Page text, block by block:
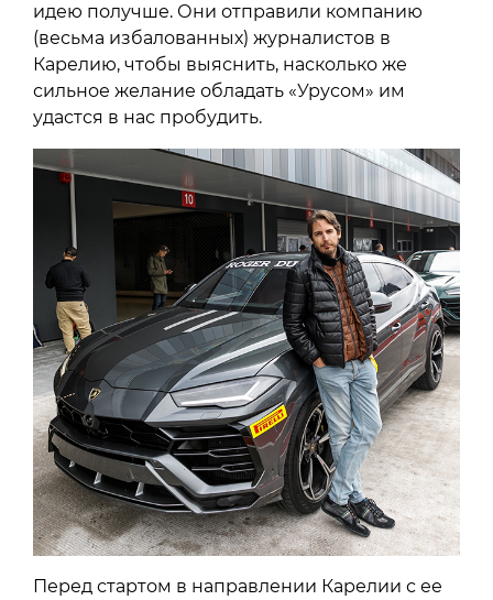
идею получше. Они отправили компанию
(весьма избалованных) журналистов в
Карелию, чтобы выяснить, насколько же
сильное желание обладать «Урусом» им
удастся в нас пробудить.
Перед стартом в направлении Карелии с ее